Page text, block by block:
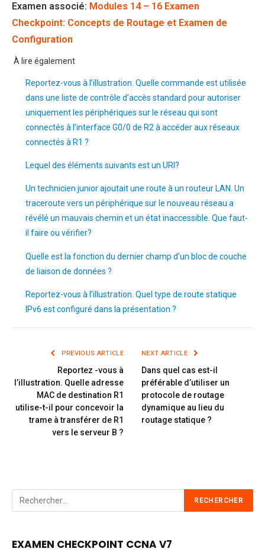
Examen associé: Modules 14 – 16 Examen
Checkpoint: Concepts de Routage et Examen de
Configuration
À lire également
Reportez-vous à l’illustration. Quelle commande est utilisée
dans une liste de contrôle d’accès standard pour autoriser
uniquement les périphériques sur le réseau qui sont
connectés à l’interface G0/0 de R2 à accéder aux réseaux
connectés à R1 ?
Lequel des éléments suivants est un URI?
Un technicien junior ajoutait une route à un routeur LAN. Un
traceroute vers un périphérique sur le nouveau réseau a
révélé un mauvais chemin et un état inaccessible. Que faut-
il faire ou vérifier?
Quelle est la fonction du dernier champ d’un bloc de couche
de liaison de données ?
Reportez-vous à l’illustration. Quel type de route statique
IPv6 est configuré dans la présentation ?
PREVIOUS ARTICLE
Reportez -vous à
l’illustration. Quelle adresse
MAC de destination R1
utilise-t-il pour concevoir la
trame à transférer de R1
vers le serveur B ?
NEXT ARTICLE
Dans quel cas est-il
préférable d’utiliser un
protocole de routage
dynamique au lieu du
routage statique ?
EXAMEN CHECKPOINT CCNA V7